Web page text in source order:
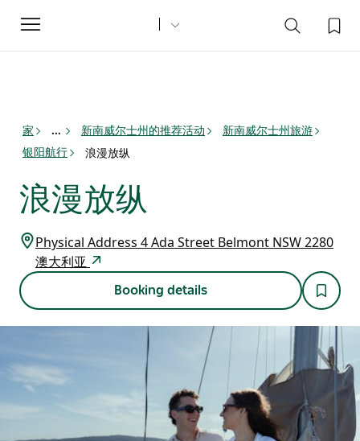
Toggle
navigation
家 ... 新南威尔士州的推荐活动
新南威尔士州旅游
银阳航行
浪漫放纵
浪漫放纵
Physical Address 4 Ada Street Belmont NSW 2280
澳大利亚
Booking details